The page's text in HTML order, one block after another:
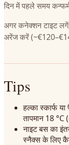
दिन में पहले समय
अगर कनेक्शन टाइट
अरेंज करें
Tips
हल्का स्कार्फ
तापमान 18
नाइट बस का
स्नैक्स के लिए